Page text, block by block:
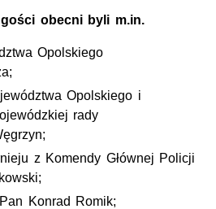
obecni byli m.in.
Opolskiego
Opolskiego i
rady
z Komendy Głównej Policji
Pan Konrad Romik;